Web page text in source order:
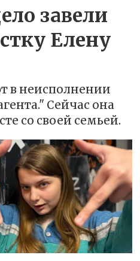
завели
Елену
в неисполнении
Сейчас она
со своей семьей.